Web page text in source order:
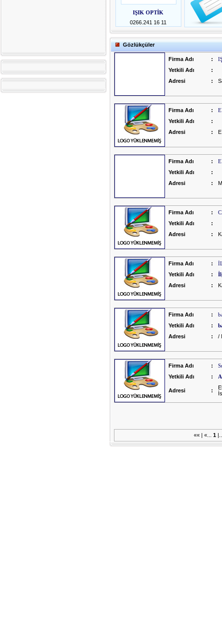
IŞIK OPTİK
0266.241 16 11
Gözlükçüler
Firma Adı :
Yetkili Adı
:
Adresi
:
Firma Adı :
Yetkili Adı
:
Adresi
:
Firma Adı :
Yetkili Adı
:
Adresi
:
Firma Adı :
Yetkili Adı
:
Adresi
:
Firma Adı :
Yetkili Adı
:
Adresi
:
Firma Adı :
Yetkili Adı
:
Adresi
: /
Firma Adı :
Yetkili Adı
:
Adresi :
«« | «... 1